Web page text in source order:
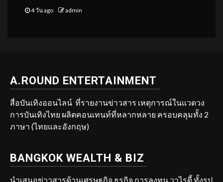
4 วัน ago admin
A.ROUND ENTERTAINMENT
สื่อบันเทิงออนไลน์ ที่รายงานข่าวสาร เหตุการณ์ในแวดวง
การบันเทิงไทย ผลิตคอนเทนท์ที่หลากหลาย ครอบคลุมทั้ง 2
ภาษา (ไทยและอังกฤษ)
BANGKOK WEALTH & BIZ
นำเสนอข่าวสารด้านเศรษฐกิจ ธุรกิจ การลงทุน วาไรตี้ ทั้งรูป